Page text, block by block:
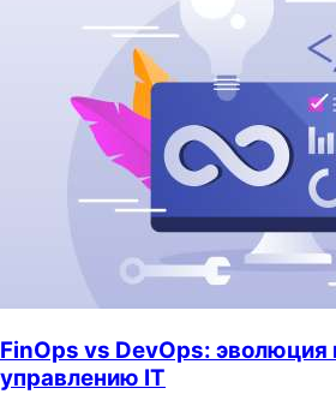
FinOps vs DevOps: эволюция
управлению IT